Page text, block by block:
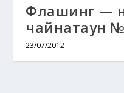
Флашинг —
чайнатаун
23/07/2012